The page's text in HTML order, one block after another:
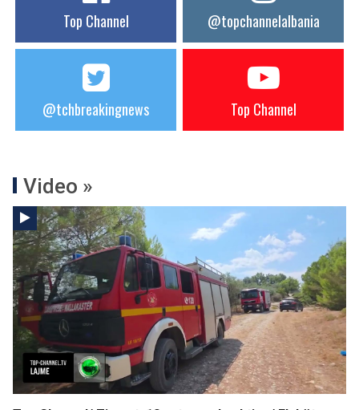
Top Channel @topchannelalbania
@tchbreakingnews Top Channel
Video »